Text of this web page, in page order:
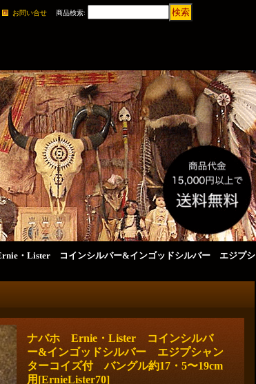
お問い合せ 商品検索:
・Lister コインシルバー&インゴッドシルバー エジプシ
ナバホ Ernie・Lister コインシルバ
ー&インゴッドシルバー エジプシャン
ターコイズ付 バングル約17・5〜19cm
用 [ErnieLister70]